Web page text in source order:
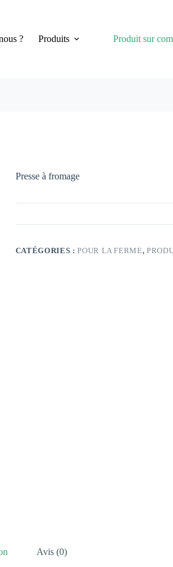
? Produits Produit sur
Presse à fromage
CATÉGORIES :POUR LA FERME,
Avis (0)